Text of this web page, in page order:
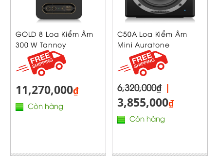
GOLD 8 Loa Kiểm Âm
300 W Tannoy
11,270,000₫
Còn hàng
C50A Loa Kiểm Âm
Mini Auratone
6,320,000₫ |
3,855,000₫
Còn hàng